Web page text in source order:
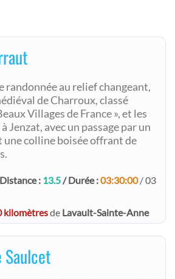
randonnée au relief changeant,
de Charroux, classé
Villages de France », et les
Jenzat, avec un passage par un
une colline boisée offrant de
: 13.5/ Durée :03:30:00/ 03
kilomètresde Lavault-Sainte-Anne
Saulcet